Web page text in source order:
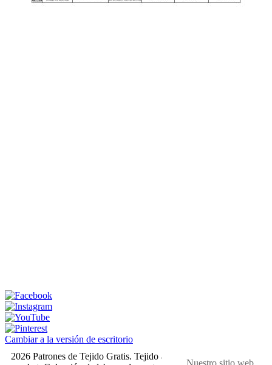
Cambiar a la versión de escritorio
2026 Patrones de Tejido Gratis. Tejido a dos agujas y
Nuestro sitio web